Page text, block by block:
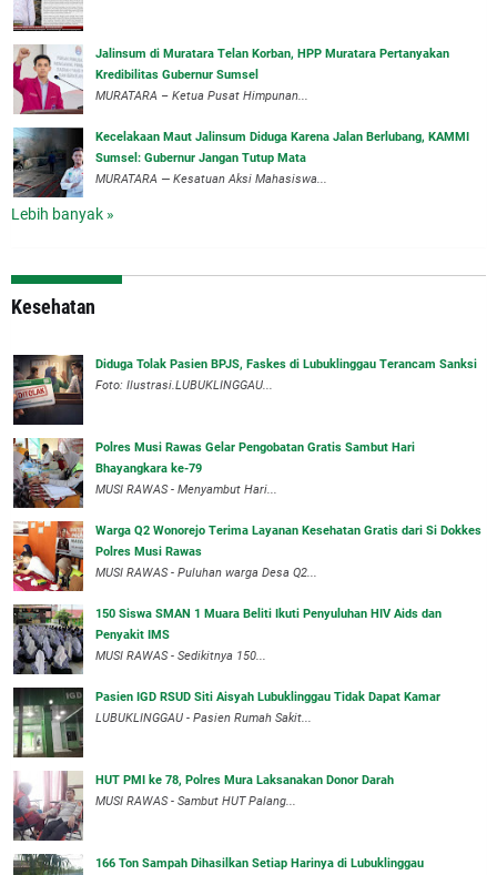
‎Jalinsum di Muratara Telan Korban, HPP Muratara Pertanyakan
Kredibilitas Gubernur Sumsel
MURATARA – Ketua Pusat Himpunan...
‎Kecelakaan Maut Jalinsum Diduga Karena Jalan Berlubang, KAMMI
Sumsel: Gubernur Jangan Tutup Mata
‎MURATARA — Kesatuan Aksi Mahasiswa...
Lebih banyak »
Kesehatan
Diduga Tolak Pasien BPJS, Faskes di Lubuklinggau Terancam Sanksi
Foto: Ilustrasi.LUBUKLINGGAU...
Polres Musi Rawas Gelar Pengobatan Gratis Sambut Hari
Bhayangkara ke-79
MUSI RAWAS - Menyambut Hari...
Warga Q2 Wonorejo Terima Layanan Kesehatan Gratis dari Si Dokkes
Polres Musi Rawas
MUSI RAWAS - Puluhan warga Desa Q2...
150 Siswa SMAN 1 Muara Beliti Ikuti Penyuluhan HIV Aids dan
Penyakit IMS
MUSI RAWAS - Sedikitnya 150...
Pasien IGD RSUD Siti Aisyah Lubuklinggau Tidak Dapat Kamar
LUBUKLINGGAU - Pasien Rumah Sakit...
HUT PMI ke 78, Polres Mura Laksanakan Donor Darah
MUSI RAWAS - Sambut HUT Palang...
166 Ton Sampah Dihasilkan Setiap Harinya di Lubuklinggau